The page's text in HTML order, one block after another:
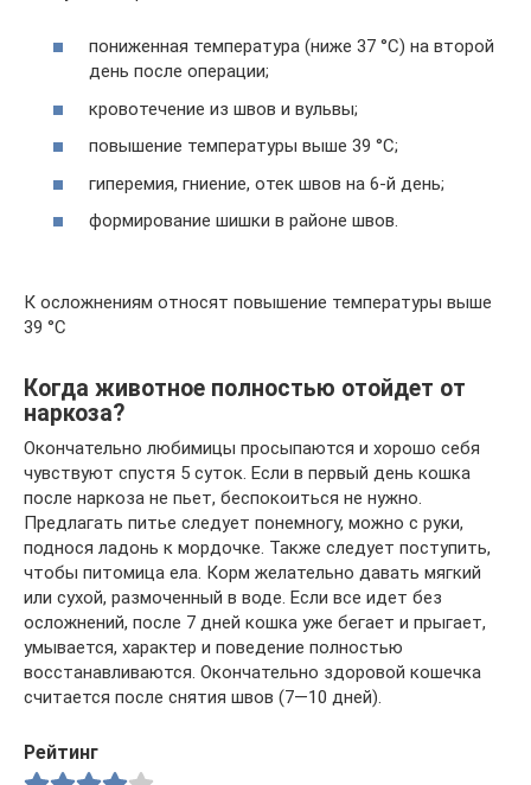
пониженная температура (ниже 37 °С) на второй
день после операции;
кровотечение из швов и вульвы;
повышение температуры выше 39 °С;
гиперемия, гниение, отек швов на 6-й день;
формирование шишки в районе швов.
К осложнениям относят повышение температуры выше
39 °С
Когда животное полностью отойдет от
наркоза?
Окончательно любимицы просыпаются и хорошо себя
чувствуют спустя 5 суток. Если в первый день кошка
после наркоза не пьет, беспокоиться не нужно.
Предлагать питье следует понемногу, можно с руки,
поднося ладонь к мордочке. Также следует поступить,
чтобы питомица ела. Корм желательно давать мягкий
или сухой, размоченный в воде. Если все идет без
осложнений, после 7 дней кошка уже бегает и прыгает,
умывается, характер и поведение полностью
восстанавливаются. Окончательно здоровой кошечка
считается после снятия швов (7—10 дней).
Рейтинг